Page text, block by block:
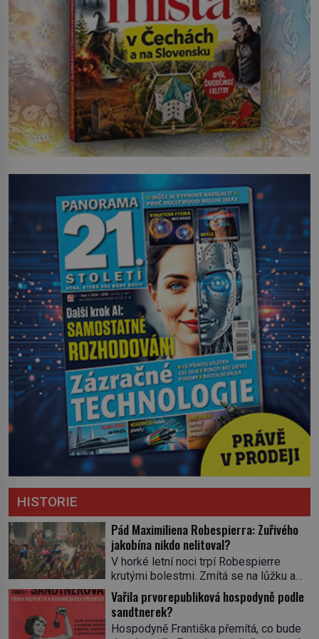
HISTORIE
Pád Maximiliena Robespierra: Zuřivého
jakobína nikdo nelitoval?
V horké letní noci trpí Robespierre
krutými bolestmi. Zmítá se na lůžku a
hlavou mu víří kolotoč myšlenek. Když
se probere z mdlob, vzpomene si na
jednu z pařížských jasnovidek, kterou
před lety navštívil. Prorokovala mu
Vařila prvorepubliková hospodyně podle
sandtnerek?
Hospodyně Františka přemítá, co bude